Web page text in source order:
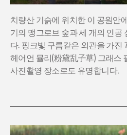
치량산 기슭에 위치한 이 공원안
기의 맹그로브 숲과 세 개의 인공
다. 핑크빛 구름같은 외관을 가진
헤어언 뮬리(粉黛乱子草) 그래스
사진촬영 장소로도 유명합니다.